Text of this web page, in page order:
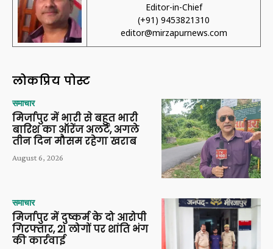
Editor-in-Chief
(+91) 9453821310
editor@mirzapurnews.com
लोकप्रिय पोस्ट
समाचार
मिर्जापुर में भारी से बहुत भारी
बारिश का ऑरेंज अलर्ट, अगले
तीन दिन मौसम रहेगा खराब
August 6, 2026
समाचार
मिर्जापुर में दुष्कर्म के दो आरोपी
गिरफ्तार, 21 लोगों पर शांति भंग
की कार्रवाई